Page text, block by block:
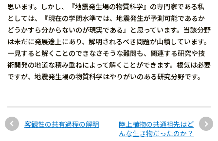
思います。しかし、『地震発生場の物質科学』の専門家である私
としては、『現在の学問水準では、地震発生が予測可能であるか
どうかすら分からないのが現実である』と思っています。当該分野
は未だに発展途上にあり、解明されるべき問題が山積しています。
一見すると解くことのできなさそうな難問も、関連する研究や技
術開発の地道な積み重ねによって解くことができます。根気は必要
ですが、地震発生場の物質科学はやりがいのある研究分野です。
客観性の共有過程の解明
陸上植物の共通祖先はど
んな生き物だったのか？